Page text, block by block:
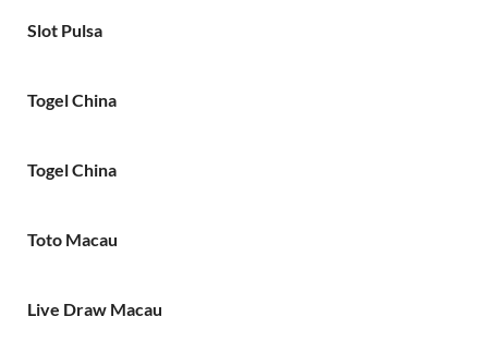
Slot Pulsa
Togel China
Togel China
Toto Macau
Live Draw Macau